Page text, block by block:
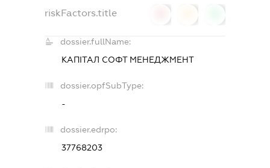
riskFactors.title
dossier.fullName:
КАПІТАЛ СОФТ МЕНЕДЖМЕНТ
dossier.opfSubType:
-
dossier.edrpo:
37768203